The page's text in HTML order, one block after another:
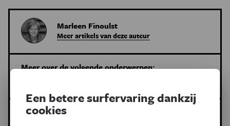
Marleen Finoulst
Meer artikels van deze auteur
Meer over de volgende onderwerpen:
Dit is een artikel van:
Een betere surfervaring dankzij
cookies